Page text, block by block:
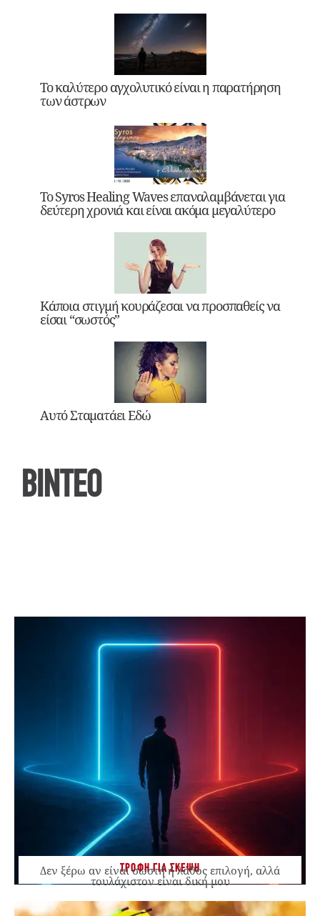
Το καλύτερο αγχολυτικό είναι η παρατήρηση
των άστρων
Το Syros Healing Waves επαναλαμβάνεται για
δεύτερη χρονιά και είναι ακόμα μεγαλύτερο
Κάποια στιγμή κουράζεσαι να προσπαθείς να
είσαι “σωστός”
Αυτό Σταματάει Εδώ
ΒΙΝΤΕΟ
ΤΡΟΦΗ ΓΙΑ ΣΚΕΨΗ
Δεν ξέρω αν είναι σωστή ή λάθος επιλογή, αλλά
τουλάχιστον είναι δική μου